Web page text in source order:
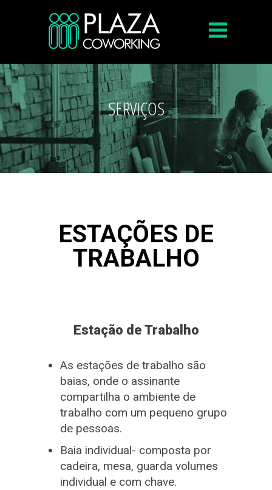
SERVIÇOS
ESTAÇÕES DE
TRABALHO
Estação de Trabalho
As estações de trabalho são
baias, onde o assinante
compartilha o ambiente de
trabalho com um pequeno grupo
de pessoas.
Baia individual- composta por
cadeira, mesa, guarda volumes
individual e com chave.